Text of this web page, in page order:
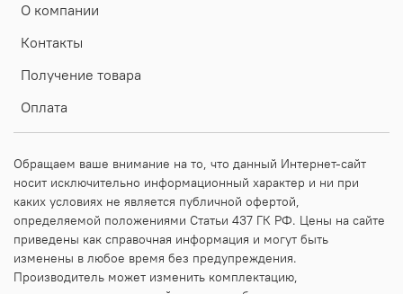
О компании
Контакты
Получение товара
Оплата
Обращаем ваше внимание на то, что данный Интернет-сайт
носит исключительно информационный характер и ни при
каких условиях не является публичной офертой,
определяемой положениями Статьи 437 ГК РФ. Цены на сайте
приведены как справочная информация и могут быть
изменены в любое время без предупреждения.
Производитель может изменить комплектацию,